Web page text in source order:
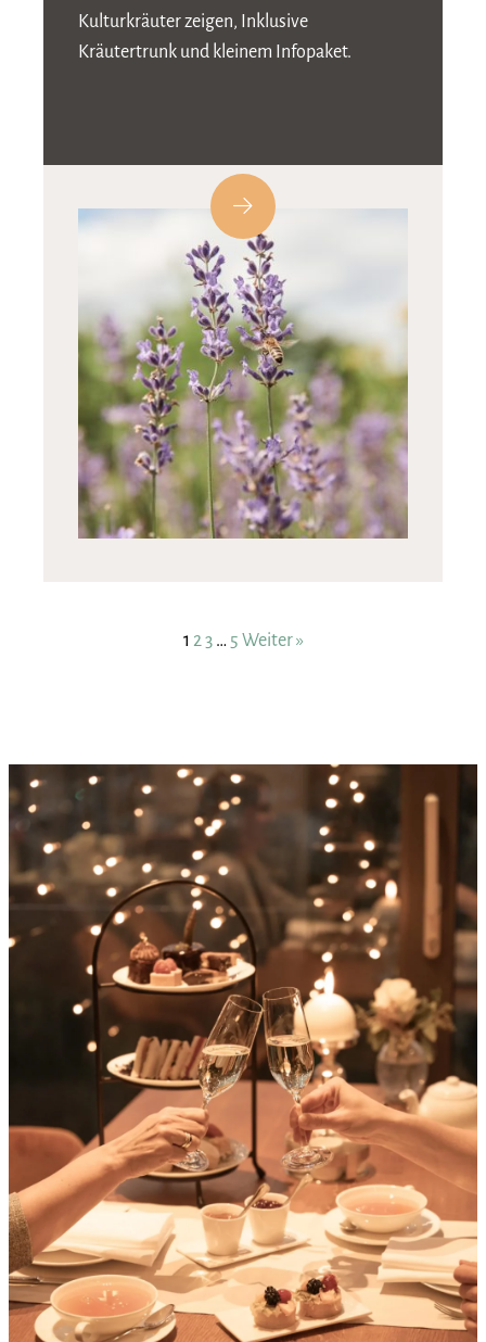
Kulturkräuter zeigen, Inklusive
Kräutertrunk und kleinem Infopaket.
1 23 … 5 Weiter »